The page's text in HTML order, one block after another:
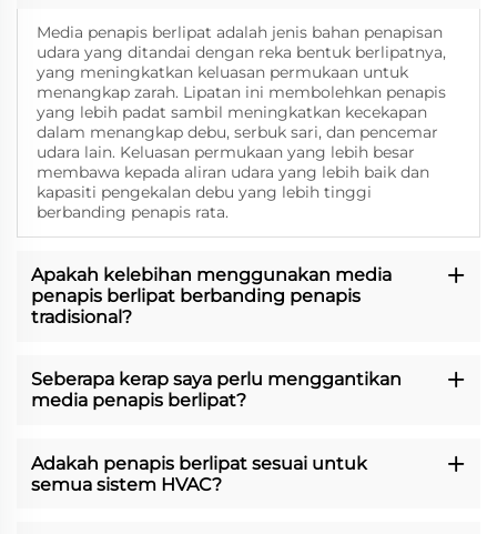
Media penapis berlipat adalah jenis bahan penapisan
udara yang ditandai dengan reka bentuk berlipatnya,
yang meningkatkan keluasan permukaan untuk
menangkap zarah. Lipatan ini membolehkan penapis
yang lebih padat sambil meningkatkan kecekapan
dalam menangkap debu, serbuk sari, dan pencemar
udara lain. Keluasan permukaan yang lebih besar
membawa kepada aliran udara yang lebih baik dan
kapasiti pengekalan debu yang lebih tinggi
berbanding penapis rata.
Apakah kelebihan menggunakan media
penapis berlipat berbanding penapis
tradisional?
Seberapa kerap saya perlu menggantikan
media penapis berlipat?
Adakah penapis berlipat sesuai untuk
semua sistem HVAC?